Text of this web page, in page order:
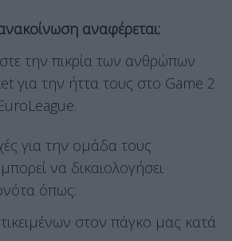
αναφέρεται:
την πικρία των ανθρώπων
για την ήττα τους στο Game 2
για την ομάδα τους
να δικαιολογήσει
όπως:
στον πάγκο μας κατά